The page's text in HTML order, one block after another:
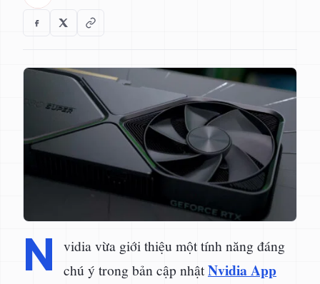
N
vidia vừa giới thiệu một tính năng đáng
chú ý trong bản cập nhậtNvidia App